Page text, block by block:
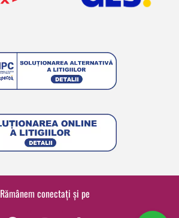
Rămânem conectați și pe